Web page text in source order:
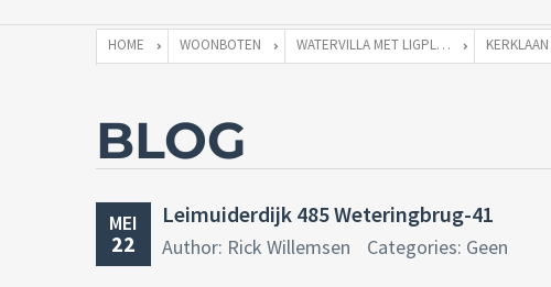
HOME WOONBOTEN WATERVILLA MET LIGPLAATS
BLOG
MEI
22
Leimuiderdijk 485 Weteringbrug-41
Author: Rick Willemsen Categories: Geen